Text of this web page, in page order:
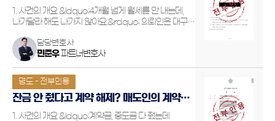
명도소송으로 점유 회복한 사례
1. 사건의 개요 &ldquo;4개월 넘게 월세를 안 내는데,
나가달라 해도 나가지 않아요.&rdquo; 의뢰인은 대구
2019년 9월, 중국 국적의 외국인 임차인과 보증금 4천만
원, 월세 330만 원(부가세 포함), 관리비 12만 원…
담당변호사
민준우파트너변호사
명도 - 전부인용
잔금 안 줬다고 계약 해제? 매도인의 계약
위반 밝혀낸 지역주택조합 승소
1. 사건의 개요 &ldquo;계약금, 중도금 다 줬는데